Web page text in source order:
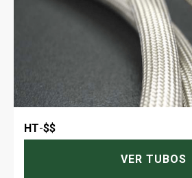
HT-$$
VER TUBOS